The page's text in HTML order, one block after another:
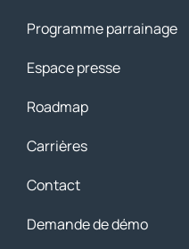
Programme parrainage
Espace presse
Roadmap
Carrières
Contact
Demande de démo